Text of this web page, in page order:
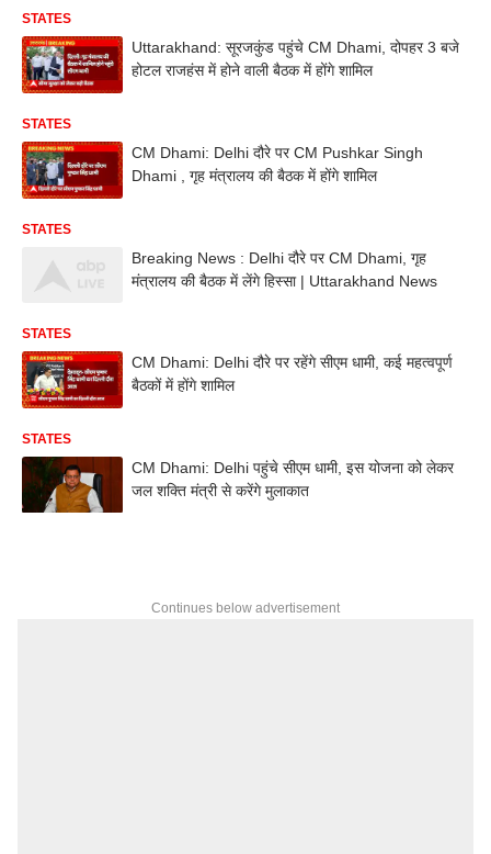
STATES
Uttarakhand: सूरजकुंड पहुंचे CM Dhami, दोपहर 3 बजे
होटल राजहंस में होने वाली बैठक में होंगे शामिल
STATES
CM Dhami: Delhi दौरे पर CM Pushkar Singh
Dhami , गृह मंत्रालय की बैठक में होंगे शामिल
STATES
Breaking News : Delhi दौरे पर CM Dhami, गृह
मंत्रालय की बैठक में लेंगे हिस्सा | Uttarakhand News
STATES
CM Dhami: Delhi दौरे पर रहेंगे सीएम धामी, कई महत्वपूर्ण
बैठकों में होंगे शामिल
STATES
CM Dhami: Delhi पहुंचे सीएम धामी, इस योजना को लेकर
जल शक्ति मंत्री से करेंगे मुलाकात
Continues below advertisement